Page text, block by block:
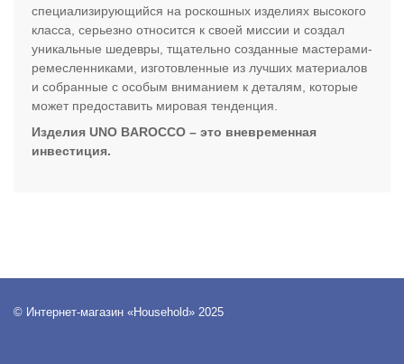
специализирующийся на роскошных изделиях высокого
класса, серьезно относится к своей миссии и создал
уникальные шедевры, тщательно созданные мастерами-
ремесленниками, изготовленные из лучших материалов
и собранные с особым вниманием к деталям, которые
может предоставить мировая тенденция.
Изделия UNO BAROCCO – это вневременная
инвестиция.
© Интернет-магазин «Household» 2025